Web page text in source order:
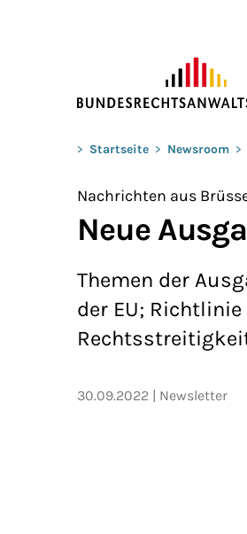
Sie befinden sich hier:
> Startseite > Newsroom >
Nachrichten aus
Neue
Themen der
der EU;
30.09.2022 Newsletter